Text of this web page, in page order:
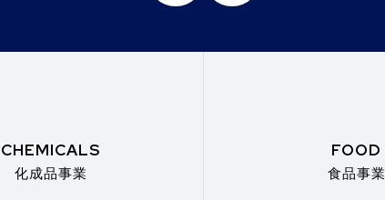
CHEMICALS
化成品事業
FOOD
食品事業